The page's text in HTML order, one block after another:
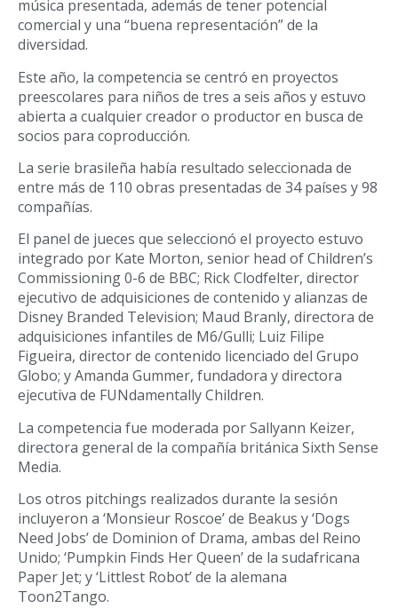
música presentada, además de tener potencial
comercial y una “buena representación” de la
diversidad.
Este año, la competencia se centró en proyectos
preescolares para niños de tres a seis años y estuvo
abierta a cualquier creador o productor en busca de
socios para coproducción.
La serie brasileña había resultado seleccionada de
entre más de 110 obras presentadas de 34 países y 98
compañías.
El panel de jueces que seleccionó el proyecto estuvo
integrado por Kate Morton, senior head of Children’s
Commissioning 0-6 de BBC; Rick Clodfelter, director
ejecutivo de adquisiciones de contenido y alianzas de
Disney Branded Television; Maud Branly, directora de
adquisiciones infantiles de M6/Gulli; Luiz Filipe
Figueira, director de contenido licenciado del Grupo
Globo; y Amanda Gummer, fundadora y directora
ejecutiva de FUNdamentally Children.
La competencia fue moderada por Sallyann Keizer,
directora general de la compañía británica Sixth Sense
Media.
Los otros pitchings realizados durante la sesión
incluyeron a ‘Monsieur Roscoe’ de Beakus y ‘Dogs
Need Jobs’ de Dominion of Drama, ambas del Reino
Unido; ‘Pumpkin Finds Her Queen’ de la sudafricana
Paper Jet; y ‘Littlest Robot’ de la alemana
Toon2Tango.